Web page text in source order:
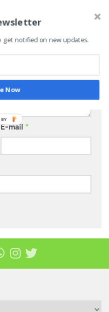
E-mail *
notified on new updates.
Now